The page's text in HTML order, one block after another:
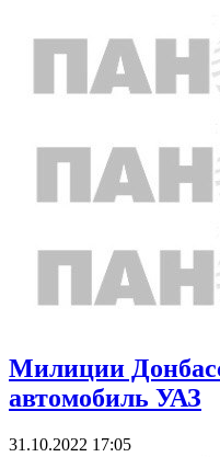
Милиции
автомобиль УАЗ
31.10.2022 17:05